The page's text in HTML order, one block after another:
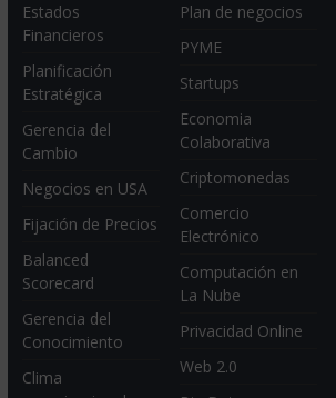
Estados
Financieros
Planificación
Estratégica
Gerencia del
Cambio
Negocios en USA
Fijación de Precios
Balanced
Scorecard
Gerencia del
Conocimiento
Clima
Plan de negocios
PYME
Startups
Economia
Colaborativa
Criptomonedas
Comercio
Electrónico
Computación en
La Nube
Privacidad Online
Web 2.0